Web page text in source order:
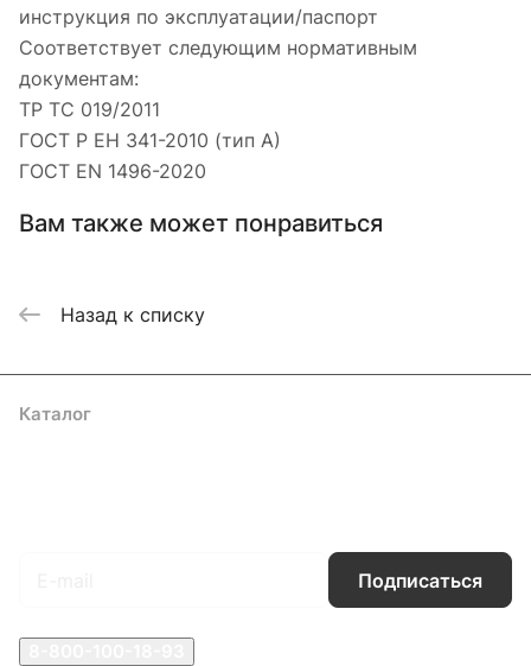
инструкция по эксплуатации/паспорт
Соответствует следующим нормативным
документам:
ТР ТС 019/2011
ГОСТ Р ЕН 341-2010 (тип А)
ГОСТ EN 1496-2020
Вам также может понравиться
Назад к списку
Каталог
Подписаться